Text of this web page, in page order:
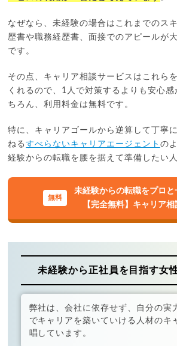
なぜなら、未経験の場合はこれまでのス
歴書や職務経歴書、面接でのアピールが
です。
その点、キャリア相談サービスはこれら
くれるので、1人で対策するよりも安心感
ちろん、利用料金は無料です。
特に、キャリアゴールから逆算して丁寧
ねるすべらないキャリアエージェント の
経験からの転職を腰を据えて準備したい
未経験からの転職をプロと
【完全無料】キャリア
未経験から正社員を目指す女
弊社は、会社に依存せず、自分の実
でキャリアを築いていける人材のキ
唱しています。